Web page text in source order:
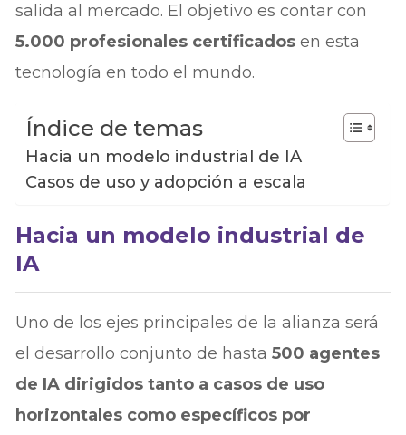
salida al mercado. El objetivo es contar con
5.000 profesionales certificadosen esta
tecnología en todo el mundo.
Índice de temas
Hacia un modelo industrial de IA
Casos de uso y adopción a escala
Hacia un modelo industrial de
IA
Uno de los ejes principales de la alianza será
el desarrollo conjunto de hasta500 agentes
de IA dirigidos tanto a casos de uso
horizontales como específicos por